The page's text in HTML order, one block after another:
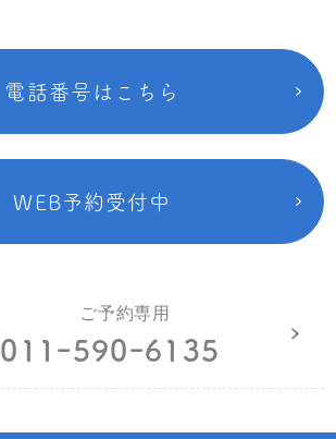
電話番号はこちら
WEB予約受付中
ご予約専用
011ｰ590ｰ6135